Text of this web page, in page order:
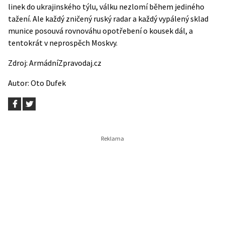
linek do ukrajinského týlu, válku nezlomí během jediného
tažení. Ale každý zničený ruský radar a každý vypálený sklad
munice posouvá rovnováhu opotřebení o kousek dál, a
tentokrát v neprospěch Moskvy.
Zdroj: ArmádníZpravodaj.cz
Autor: Oto Dufek